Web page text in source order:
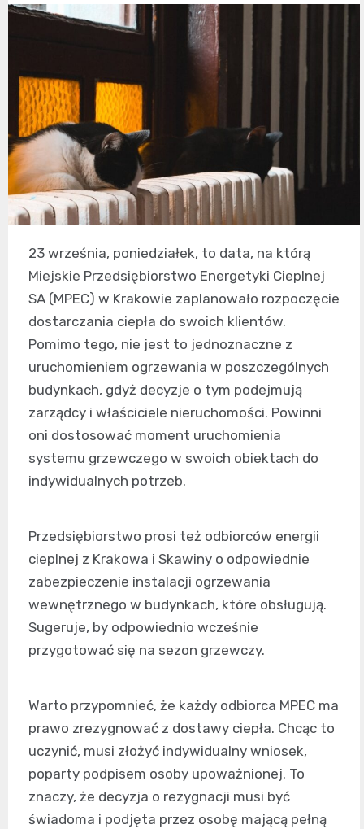
23 września, poniedziałek, to data, na którą
Miejskie Przedsiębiorstwo Energetyki Cieplnej
SA (MPEC) w Krakowie zaplanowało rozpoczęcie
dostarczania ciepła do swoich klientów.
Pomimo tego, nie jest to jednoznaczne z
uruchomieniem ogrzewania w poszczególnych
budynkach, gdyż decyzje o tym podejmują
zarządcy i właściciele nieruchomości. Powinni
oni dostosować moment uruchomienia
systemu grzewczego w swoich obiektach do
indywidualnych potrzeb.
Przedsiębiorstwo prosi też odbiorców energii
cieplnej z Krakowa i Skawiny o odpowiednie
zabezpieczenie instalacji ogrzewania
wewnętrznego w budynkach, które obsługują.
Sugeruje, by odpowiednio wcześnie
przygotować się na sezon grzewczy.
Warto przypomnieć, że każdy odbiorca MPEC ma
prawo zrezygnować z dostawy ciepła. Chcąc to
uczynić, musi złożyć indywidualny wniosek,
poparty podpisem osoby upoważnionej. To
znaczy, że decyzja o rezygnacji musi być
świadoma i podjęta przez osobę mającą pełną